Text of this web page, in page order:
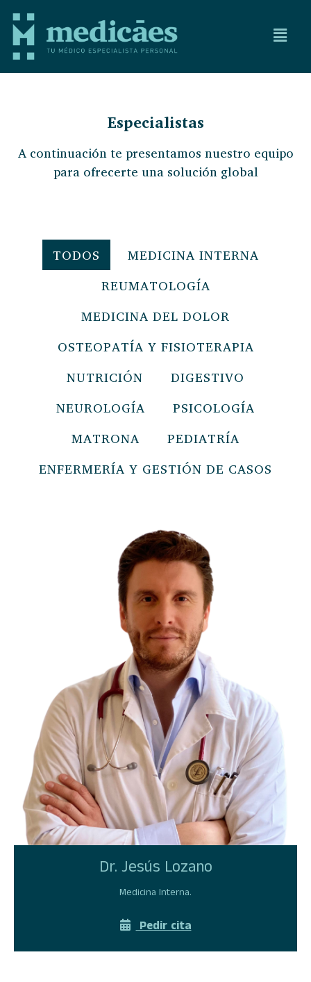
Especialistas
A continuación te presentamos nuestro equipo
para ofrecerte una solución global
TODOS
MEDICINA INTERNA
REUMATOLOGÍA
MEDICINA DEL DOLOR
OSTEOPATÍA Y FISIOTERAPIA
NUTRICIÓN
DIGESTIVO
NEUROLOGÍA
PSICOLOGÍA
MATRONA
PEDIATRÍA
ENFERMERÍA Y GESTIÓN DE CASOS​
Dr. Jesús Lozano
Medicina Interna.
Pedir cita